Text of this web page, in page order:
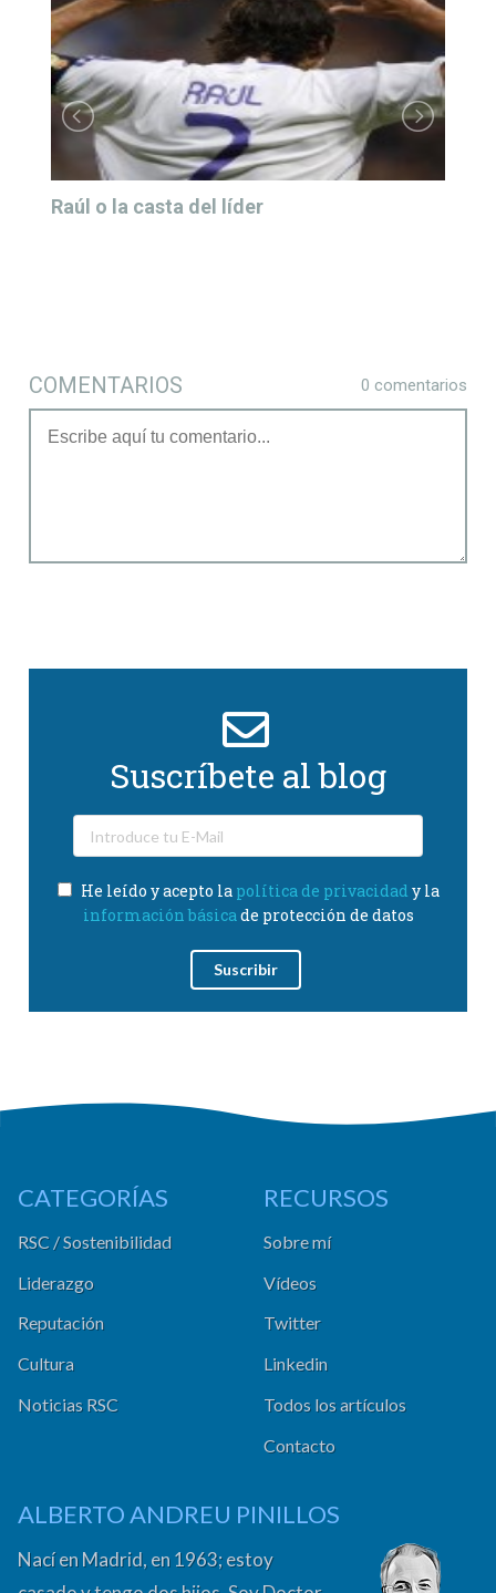
Raúl o la casta del líder
COMENTARIOS 0 comentarios
Suscríbete al blog
He leído y acepto la política de privacidad y la
información básicade protección de datos
CATEGORÍAS
RSC / Sostenibilidad
Liderazgo
Reputación
Cultura
Noticias RSC
RECURSOS
Sobre mí
Vídeos
Twitter
Linkedin
Todos los artículos
Contacto
ALBERTO ANDREU PINILLOS
Nací en Madrid, en 1963; estoy